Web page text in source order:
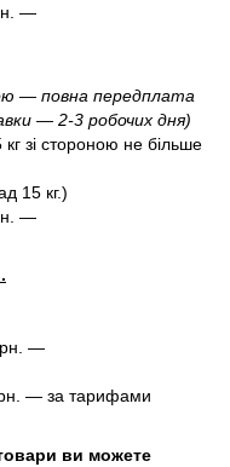
—
— повна передплата
— 2-3 робочих дня)
зі стороною не більше
15 кг.)
—
—
— за тарифами
ви можете